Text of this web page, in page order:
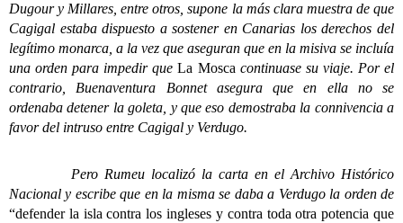
Dugour y Millares, entre otros, supone la más clara muestra de que
Cagigal estaba dispuesto a sostener en Canarias los derechos del
legítimo monarca, a la vez que aseguran que en la misiva se incluía
una orden para impedir queLa Mosca continuase su viaje. Por el
contrario, Buenaventura Bonnet asegura que en ella no se
ordenaba detener la goleta, y que eso demostraba la connivencia a
favor del intruso entre Cagigal y Verdugo.
Pero Rumeu localizó la carta en el Archivo Histórico
Nacional y escribe que en la misma se daba a Verdugo la orden de
“defender la isla contra los ingleses y contra toda otra potencia que